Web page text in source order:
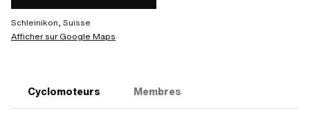
Schleinikon, Suisse
Afficher sur Google Maps
Cyclomoteurs Membres